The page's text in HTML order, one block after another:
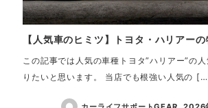
【人気車のヒミツ】トヨタ・ハリアーの
この記事では人気の車種トヨタ”ハリアー”の
りたいと思います。 当店でも根強い人気の